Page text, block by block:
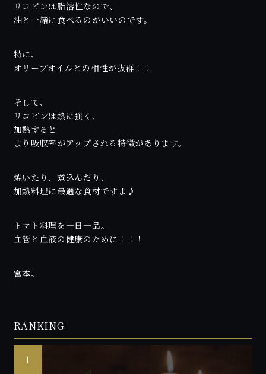
リコピンは脂溶性なので、
油と一緒に食べるのがいいのです。
特に、
オリーブオイルとの相性が抜群！！
そして、
リコピンは熱に強く、
加熱すると
より吸収率がアップされる特徴があります。
焼いたり、煮込んだり、
加熱料理に最適な食材ですよ♪
トマト料理を一日一品。
血管と血液の健康のために！！！
宮本。
RANKING